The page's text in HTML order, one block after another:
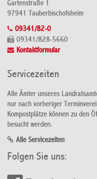
Gartenstraße 1
97941 Tauberbischofsheim
09341/82-0
09341/828-5660
Kontaktformular
Servicezeiten
Alle Ämter unseres
nur nach vorheriger
Kompostplätze können zu den
besucht werden.
Alle Servicezeiten
Folgen Sie uns: